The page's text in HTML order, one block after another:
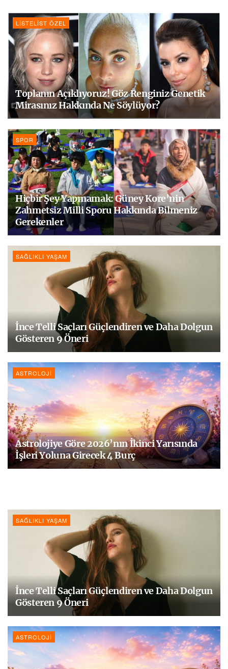
LISTELIST ÖZEL
Toplanın Açıklıyoruz! Göz Renginiz Genetik
Mirasınız Hakkında Ne Söylüyor?
SPOR
Hiçbir Şey Yapmamak: Güney Kore’nin
Zahmetsiz Milli Sporu Hakkında Bilmeniz
Gerekenler
SAĞLIKLI YAŞAM
İnce Telli Saçları Güçlendiren ve Daha Dolgun
Gösteren 9 Öneri
ASTROLOJI
Astrolojiye Göre 2026’nın İkinci Yarısında
İşleri Yoluna Girecek 4 Burç
SAĞLIKLI YAŞAM
İnce Telli Saçları Güçlendiren ve Daha Dolgun
Gösteren 9 Öneri
ASTROLOJI